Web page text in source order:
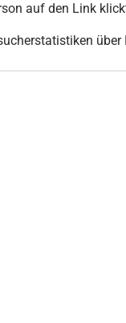
auf den Link